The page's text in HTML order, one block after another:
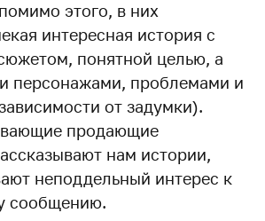
этого, в них
интересная история с
понятной целью, а
персонажами, проблемами и
от задумки).
продающие
нам истории,
неподдельный интерес к
сообщению.